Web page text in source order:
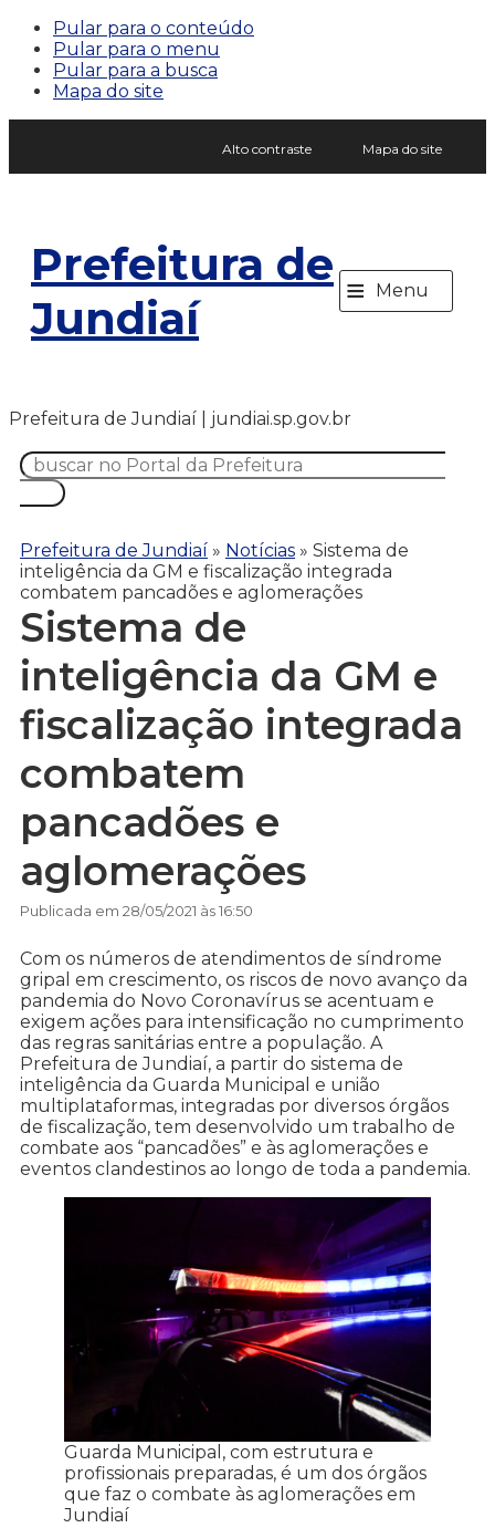
Pular para o conteúdo
Pular para o menu
Pular para a busca
Mapa do site
Alto contraste Mapa do site
Prefeitura de
Jundiaí
≡ Menu
Prefeitura de Jundiaí | jundiai.sp.gov.br
Prefeitura de Jundiaí » Notícias » Sistema de
inteligência da GM e fiscalização integrada
combatem pancadões e aglomerações
Sistema de
inteligência da GM e
fiscalização integrada
combatem
pancadões e
aglomerações
Publicada em 28/05/2021 às 16:50
Com os números de atendimentos de síndrome
gripal em crescimento, os riscos de novo avanço da
pandemia do Novo Coronavírus se acentuam e
exigem ações para intensificação no cumprimento
das regras sanitárias entre a população. A
Prefeitura de Jundiaí, a partir do sistema de
inteligência da Guarda Municipal e união
multiplataformas, integradas por diversos órgãos
de fiscalização, tem desenvolvido um trabalho de
combate aos “pancadões” e às aglomerações e
eventos clandestinos ao longo de toda a pandemia.
Guarda Municipal, com estrutura e
profissionais preparadas, é um dos órgãos
que faz o combate às aglomerações em
Jundiaí